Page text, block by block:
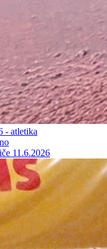
- atletika
11.6.2026